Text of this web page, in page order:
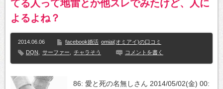
てる人って地雷とか他スレでみたけど、人に
よるよね？
2014.06.06 facebook婚活 omiai(オミアイ)の口コミ
DQN
サーファー チャラそう コメントを書く
86: 愛と死の名無しさん 2014/05/02(金) 00: